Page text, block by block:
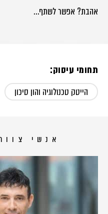
אהבת? אפשר לשתף…
תחומי עיסוק:
הייטק טכנולוגיה והון סיכון
אנשי